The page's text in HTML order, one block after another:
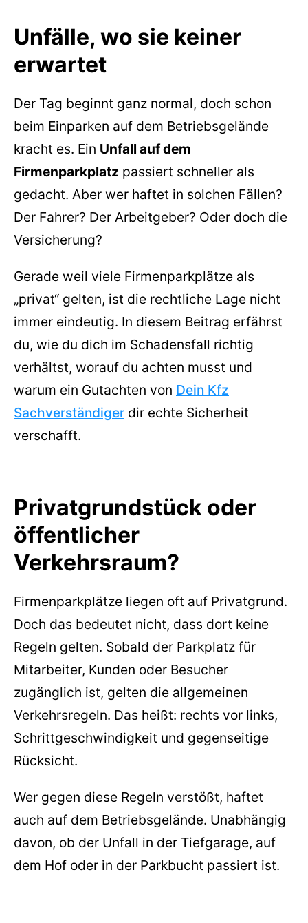
Unfälle, wo sie keiner
erwartet
Der Tag beginnt ganz normal, doch schon
beim Einparken auf dem Betriebsgelände
kracht es. Ein Unfall auf dem
Firmenparkplatz passiert schneller als
gedacht. Aber wer haftet in solchen Fällen?
Der Fahrer? Der Arbeitgeber? Oder doch die
Versicherung?
Gerade weil viele Firmenparkplätze als
„privat“ gelten, ist die rechtliche Lage nicht
immer eindeutig. In diesem Beitrag erfährst
du, wie du dich im Schadensfall richtig
verhältst, worauf du achten musst und
warum ein Gutachten von Dein Kfz
Sachverständiger dir echte Sicherheit
verschafft.
Privatgrundstück oder
öffentlicher
Verkehrsraum?
Firmenparkplätze liegen oft auf Privatgrund.
Doch das bedeutet nicht, dass dort keine
Regeln gelten. Sobald der Parkplatz für
Mitarbeiter, Kunden oder Besucher
zugänglich ist, gelten die allgemeinen
Verkehrsregeln. Das heißt: rechts vor links,
Schrittgeschwindigkeit und gegenseitige
Rücksicht.
Wer gegen diese Regeln verstößt, haftet
auch auf dem Betriebsgelände. Unabhängig
davon, ob der Unfall in der Tiefgarage, auf
dem Hof oder in der Parkbucht passiert ist.